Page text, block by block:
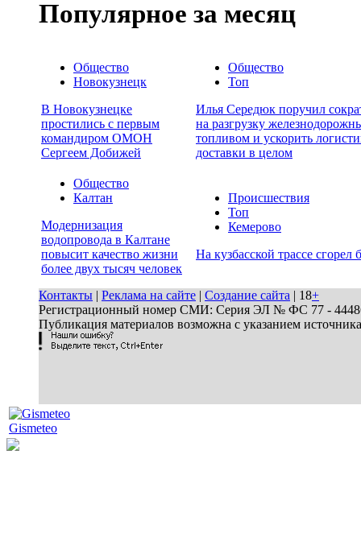
Популярное за месяц
Общество
Новокузнецк
В Новокузнецке
простились с первым
командиром ОМОН
Сергеем Добижей
Общество
Топ
Илья Середюк поручил
на разгрузку
топливом и ускорить
доставки в целом
Общество
Калтан
Модернизация
водопровода в Калтане
повысит качество жизни
более двух тысяч человек
Происшествия
Топ
Кемерово
На кузбасской трассе сгорел
Контакты | Реклама на сайте | Создание сайта | 18+
Регистрационный номер СМИ: Серия ЭЛ № ФС 77 - 44486
Публикация материалов возможна с указанием
Gismeteo